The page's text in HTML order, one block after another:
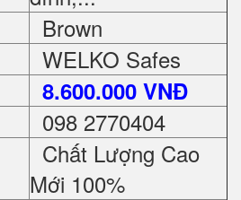
Brown
WELKO Safes
8.600.000 VNĐ
098 2770404
Chất Lượng Cao
Mới 100%